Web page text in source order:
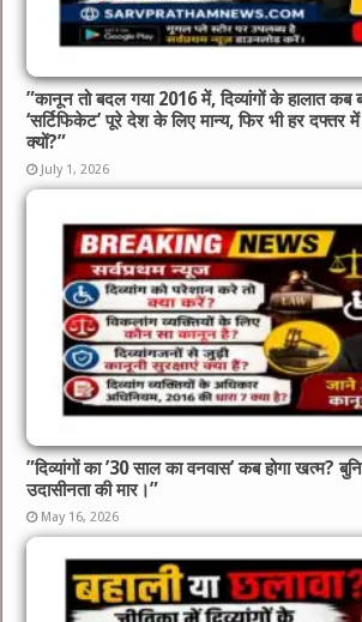
​”कानून तो बदल गया 2016 में, दिव्यांगों के हालात
‘सर्टिफिकेट’ पूरे देश के लिए मान्य, फिर भी हर दफ्तर में
क्यों?”
July 1, 2026
​”दिव्यांगों का ’30 साल का वनवास’ कब होगा खत्म?
उदासीनता की मार।”
May 16, 2026